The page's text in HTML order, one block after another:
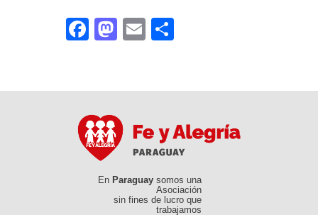
FacebookMastodon
Email
En Paraguay somos una
Asociación
sin fines de lucro que
trabajamos